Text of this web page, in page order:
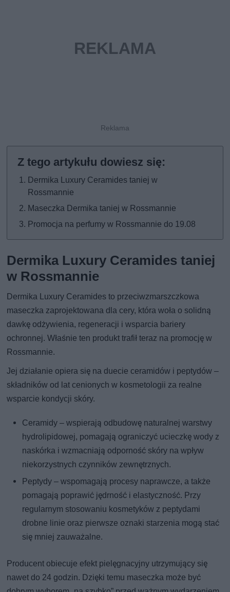
Dermika Luxury Ceramides taniej w
Rossmannie
Maseczka Dermika taniej w Rossmannie
Promocja na perfumy w Rossmannie do 19.08
Dermika Luxury Ceramides taniej
w Rossmannie
Dermika Luxury Ceramides to przeciwzmarszczkowa
maseczka zaprojektowana dla cery, która woła o solidną
dawkę odżywienia, regeneracji i wsparcia bariery
ochronnej. Właśnie ten produkt trafił teraz na promocję w
Rossmannie.
Jej działanie opiera się na duecie ceramidów i peptydów –
składników od lat cenionych w kosmetologii za realne
wsparcie kondycji skóry.
Ceramidy – wspierają odbudowę naturalnej warstwy
hydrolipidowej, pomagają ograniczyć ucieczkę wody z
naskórka i wzmacniają odporność skóry na wpływ
niekorzystnych czynników zewnętrznych.
Peptydy – wspomagają procesy naprawcze, a także
pomagają poprawić jędrność i elastyczność. Przy
regularnym stosowaniu kosmetyków z peptydami
drobne linie oraz pierwsze oznaki starzenia mogą stać
się mniej zauważalne.
Producent obiecuje efekt pielęgnacyjny utrzymujący się
nawet do 24 godzin. Dzięki temu maseczka może być